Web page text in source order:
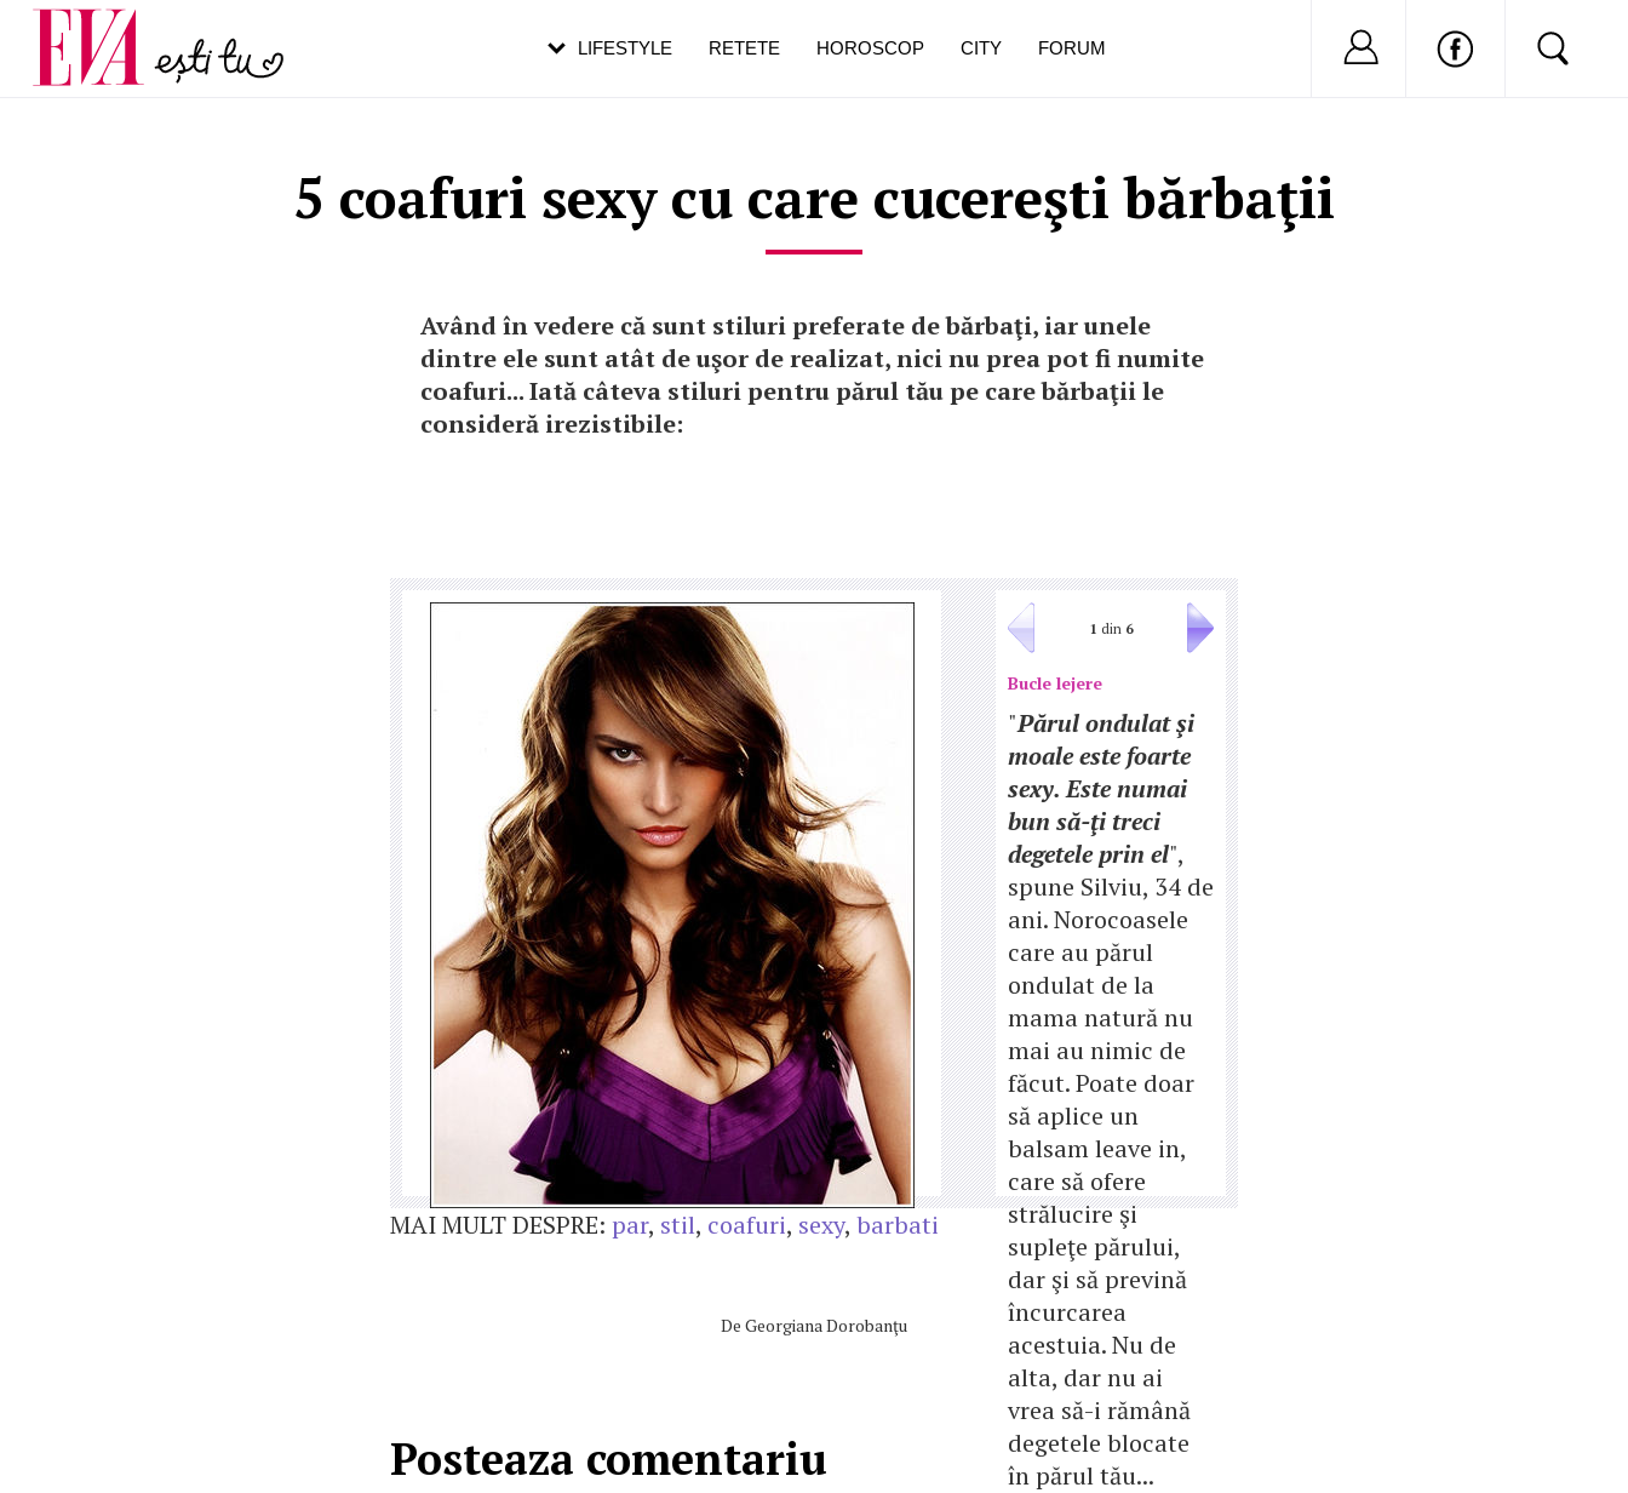
5 coafuri sexy cu care cucereşti bărbaţii
Având în vedere că sunt stiluri preferate de bărbaţi, iar unele
dintre ele sunt atât de uşor de realizat, nici nu prea pot fi numite
coafuri... Iată câteva stiluri pentru părul tău pe care bărbaţii le
consideră irezistibile:
1 din 6
Bucle lejere
"Părul ondulat şi
moale este foarte
sexy. Este numai
bun să-ţi treci
degetele prin el",
spune Silviu, 34 de
ani. Norocoasele
care au părul
ondulat de la
mama natură nu
mai au nimic de
făcut. Poate doar
să aplice un
balsam leave in,
care să ofere
strălucire şi
supleţe părului,
dar şi să prevină
încurcarea
acestuia. Nu de
alta, dar nu ai
vrea să-i rămână
degetele blocate
în părul tău...
MAI MULT DESPRE: par, stil, coafuri, sexy, barbati
De Georgiana Dorobanţu
Posteaza comentariu
LIFESTYLE RETETE HOROSCOP CITY FORUM Nu ai cont?
Carieră
Actualitate
pe măsură ce înaintezi în vârstă